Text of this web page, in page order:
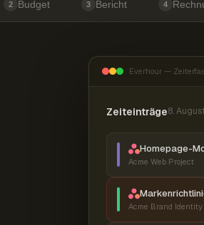
2 Budget 3 Bericht 4
Everhour —
Zeiteinträge8.
Homepage-
Acme Web Project
Acme Brand Identity